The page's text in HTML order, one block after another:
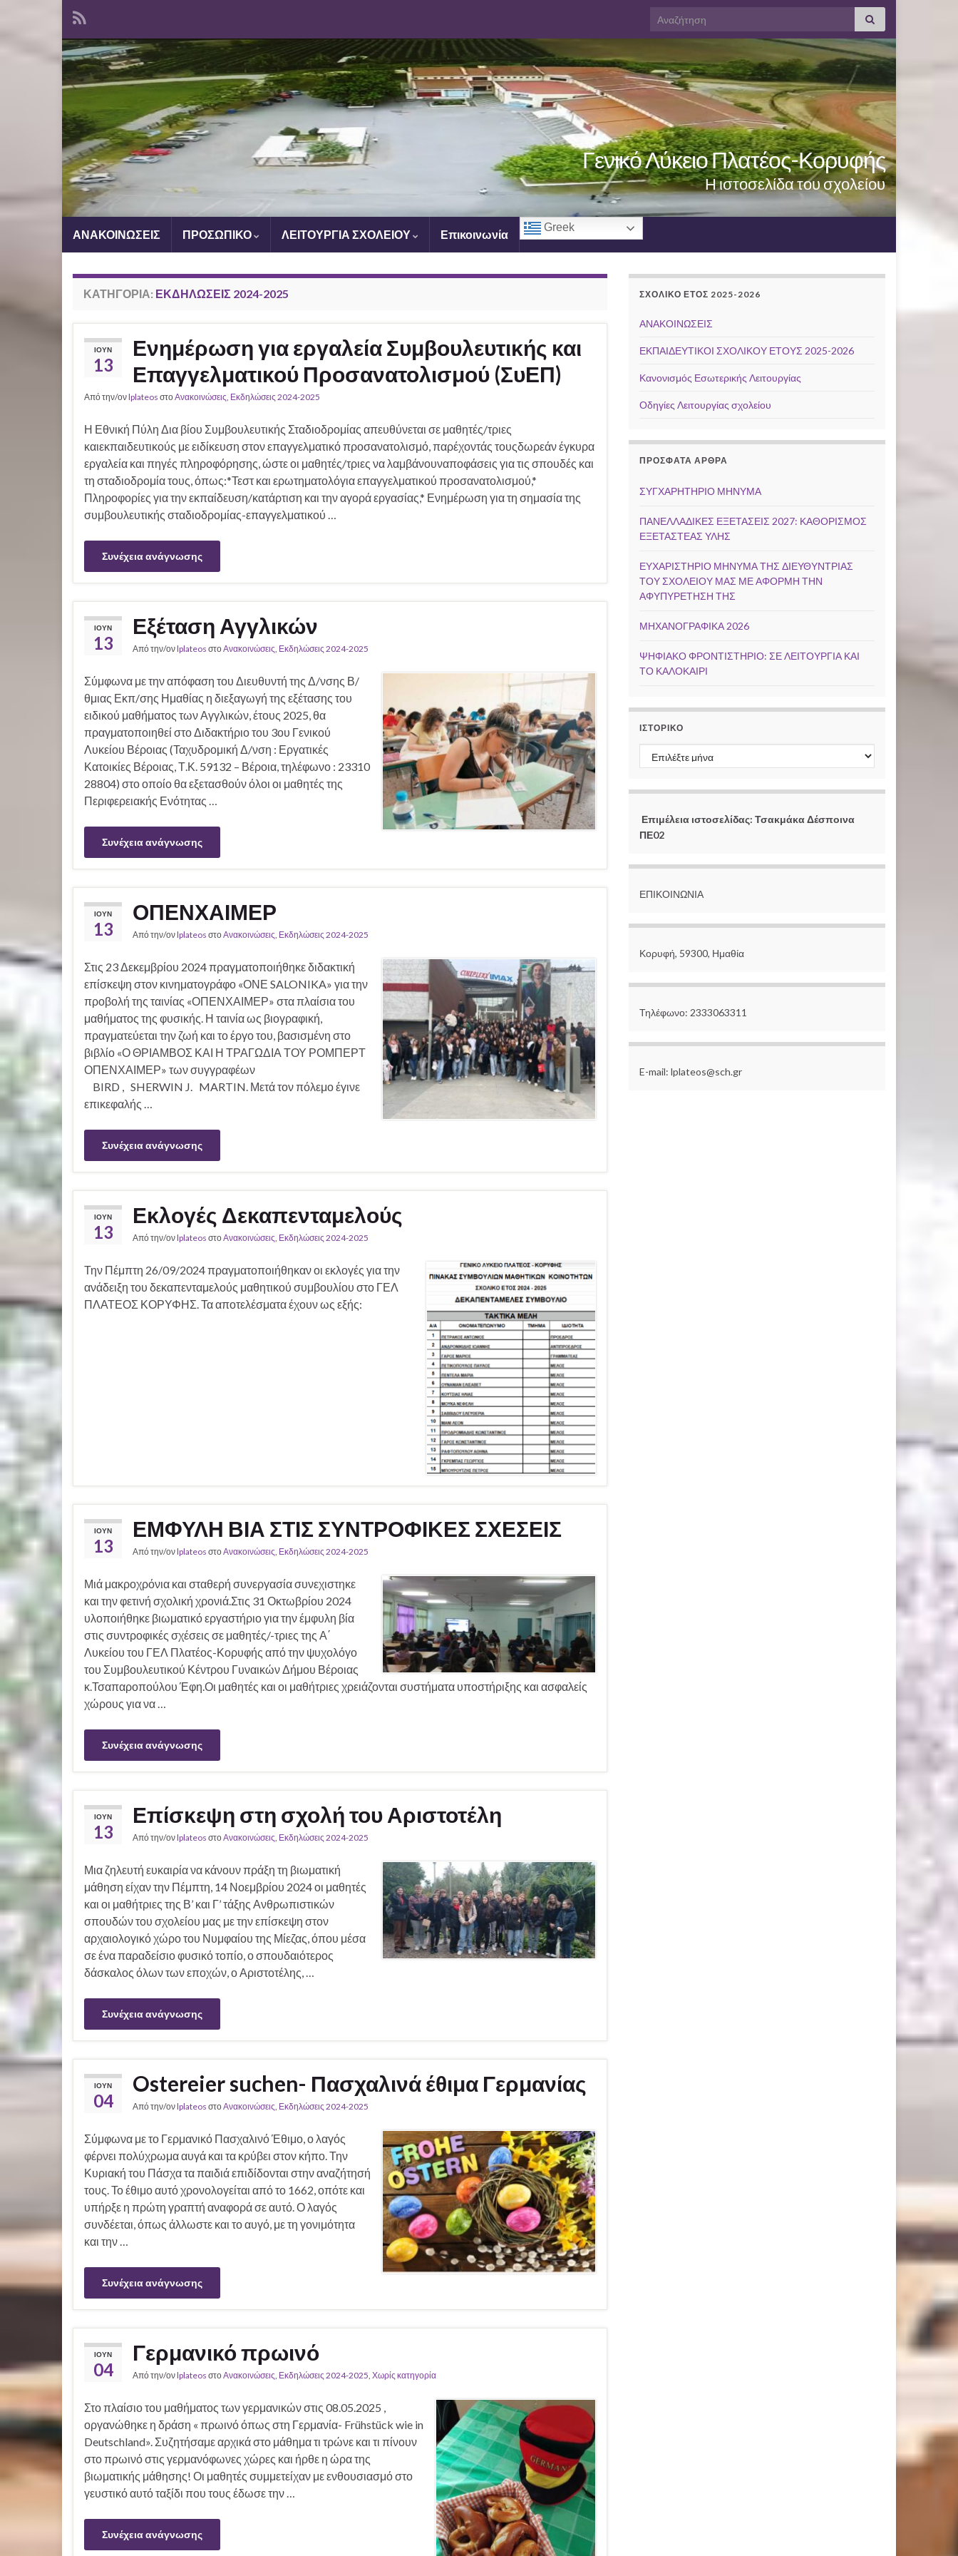
Search for:
Γενικό Λύκειο Πλατέος-Κορυφής
Η ιστοσελίδα του σχολείου
ΑΝΑΚΟΙΝΩΣΕΙΣ ΠΡΟΣΩΠΙΚΟ ΛΕΙΤΟΥΡΓΙΑ ΣΧΟΛΕΙΟΥ Επικοινωνία
Greek
ΚΑΤΗΓΟΡΊΑ: ΕΚΔΗΛΏΣΕΙΣ 2024-2025
ΙΟΎΝ
13
Ενημέρωση για εργαλεία Συμβουλευτικής και
Επαγγελματικού Προσανατολισμού (ΣυΕΠ)
Από την/ονlplateos στοΑνακοινώσεις, Εκδηλώσεις 2024-2025
Η Εθνική Πύλη Δια βίου Συμβουλευτικής Σταδιοδρομίας απευθύνεται σε μαθητές/τριες
καιεκπαιδευτικούς με ειδίκευση στον επαγγελματικό προσανατολισμό, παρέχοντάς τουςδωρεάν έγκυρα
εργαλεία και πηγές πληροφόρησης, ώστε οι μαθητές/τριες να λαμβάνουναποφάσεις για τις σπουδές και
τη σταδιοδρομία τους, όπως:*Τεστ και ερωτηματολόγια επαγγελματικού προσανατολισμού,*
Πληροφορίες για την εκπαίδευση/κατάρτιση και την αγορά εργασίας,* Ενημέρωση για τη σημασία της
συμβουλευτικής σταδιοδρομίας-επαγγελματικού …
Συνέχεια ανάγνωσης
ΙΟΎΝ
13
Εξέταση Αγγλικών
Από την/ονlplateos στοΑνακοινώσεις, Εκδηλώσεις 2024-2025
Σύμφωνα με την απόφαση του Διευθυντή της Δ/νσης Β/
θμιας Εκπ/σης Ημαθίας η διεξαγωγή της εξέτασης του
ειδικού μαθήματος των Αγγλικών, έτους 2025, θα
πραγματοποιηθεί στο Διδακτήριο του 3ου Γενικού
Λυκείου Βέροιας (Ταχυδρομική Δ/νση : Εργατικές
Κατοικίες Βέροιας, Τ.Κ. 59132 – Βέροια, τηλέφωνο : 23310
28804) στο οποίο θα εξετασθούν όλοι οι μαθητές της
Περιφερειακής Ενότητας …
Συνέχεια ανάγνωσης
ΙΟΎΝ
13
ΟΠΕΝΧΑΙΜΕΡ
Από την/ονlplateos στοΑνακοινώσεις, Εκδηλώσεις 2024-2025
Στις 23 Δεκεμβρίου 2024 πραγματοποιήθηκε διδακτική
επίσκεψη στον κινηματογράφο «ΟΝΕ SALONIKA» για την
προβολή της ταινίας «ΟΠΕΝΧΑΙΜΕΡ» στα πλαίσια του
μαθήματος της φυσικής. Η ταινία ως βιογραφική,
πραγματεύεται την ζωή και το έργο του, βασισμένη στο
βιβλίο «Ο ΘΡΙΑΜΒΟΣ ΚΑΙ Η ΤΡΑΓΩΔΙΑ ΤΟΥ ΡΟΜΠΕΡΤ
ΟΠΕΝΧΑΙΜΕΡ» των συγγραφέων
BIRD , SHERWIN J. MARTIN. Μετά τον πόλεμο έγινε
επικεφαλής …
Συνέχεια ανάγνωσης
ΙΟΎΝ
13
Εκλογές Δεκαπενταμελούς
Από την/ονlplateos στοΑνακοινώσεις, Εκδηλώσεις 2024-2025
Την Πέμπτη 26/09/2024 πραγματοποιήθηκαν οι εκλογές για την
ανάδειξη του δεκαπενταμελούς μαθητικού συμβουλίου στο ΓΕΛ
ΠΛΑΤΕΟΣ ΚΟΡΥΦΗΣ. Τα αποτελέσματα έχουν ως εξής:
ΙΟΎΝ
13
ΕΜΦΥΛΗ ΒΙΑ ΣΤΙΣ ΣΥΝΤΡΟΦΙΚΕΣ ΣΧΕΣΕΙΣ
Από την/ονlplateos στοΑνακοινώσεις, Εκδηλώσεις 2024-2025
Μιά μακροχρόνια και σταθερή συνεργασία συνεχιστηκε
και την φετινή σχολική χρονιά.Στις 31 Οκτωβρίου 2024
υλοποιήθηκε βιωματικό εργαστήριο για την έμφυλη βία
στις συντροφικές σχέσεις σε μαθητές/-τριες της Α΄
Λυκείου του ΓΕΛ Πλατέος-Κορυφής από την ψυχολόγο
του Συμβουλευτικού Κέντρου Γυναικών Δήμου Βέροιας
κ.Τσαπαροπούλου Έφη.Οι μαθητές και οι μαθήτριες χρειάζονται συστήματα υποστήριξης και ασφαλείς
χώρους για να …
Συνέχεια ανάγνωσης
ΙΟΎΝ
13
Επίσκεψη στη σχολή του Αριστοτέλη
Από την/ονlplateos στοΑνακοινώσεις, Εκδηλώσεις 2024-2025
Μια ζηλευτή ευκαιρία να κάνουν πράξη τη βιωματική
μάθηση είχαν την Πέμπτη, 14 Νοεμβρίου 2024 οι μαθητές
και οι μαθήτριες της Β’ και Γ’ τάξης Ανθρωπιστικών
σπουδών του σχολείου μας με την επίσκεψη στον
αρχαιολογικό χώρο του Νυμφαίου της Μίεζας, όπου μέσα
σε ένα παραδείσιο φυσικό τοπίο, ο σπουδαιότερος
δάσκαλος όλων των εποχών, ο Αριστοτέλης, …
Συνέχεια ανάγνωσης
ΙΟΎΝ
04
Ostereier suchen- Πασχαλινά έθιμα Γερμανίας
Από την/ονlplateos στοΑνακοινώσεις, Εκδηλώσεις 2024-2025
Σύμφωνα με το Γερμανικό Πασχαλινό Έθιμο, ο λαγός
φέρνει πολύχρωμα αυγά και τα κρύβει στον κήπο. Την
Κυριακή του Πάσχα τα παιδιά επιδίδονται στην αναζήτησή
τους. Το έθιμο αυτό χρονολογείται από το 1662, οπότε και
υπήρξε η πρώτη γραπτή αναφορά σε αυτό. Ο λαγός
συνδέεται, όπως άλλωστε και το αυγό, με τη γονιμότητα
και την …
Συνέχεια ανάγνωσης
ΙΟΎΝ
04
Γερμανικό πρωινό
Από την/ονlplateos στοΑνακοινώσεις, Εκδηλώσεις 2024-2025, Χωρίς κατηγορία
Στο πλαίσιο του μαθήματος των γερμανικών στις 08.05.2025 ,
οργανώθηκε η δράση « πρωινό όπως στη Γερμανία- Frühstück wie in
Deutschland». Συζητήσαμε αρχικά στο μάθημα τι τρώνε και τι πίνουν
στο πρωινό στις γερμανόφωνες χώρες και ήρθε η ώρα της
βιωματικής μάθησης! Οι μαθητές συμμετείχαν με ενθουσιασμό στο
γευστικό αυτό ταξίδι που τους έδωσε την …
Συνέχεια ανάγνωσης
ΣΧΟΛΙΚΌ ΈΤΟΣ 2025-2026
ΑΝΑΚΟΙΝΩΣΕΙΣ
ΕΚΠΑΙΔΕΥΤΙΚΟΙ ΣΧΟΛΙΚΟΥ ΕΤΟΥΣ 2025-2026
Κανονισμός Εσωτερικής Λειτουργίας
Οδηγίες Λειτουργίας σχολείου
ΠΡΌΣΦΑΤΑ ΆΡΘΡΑ
ΣΥΓΧΑΡΗΤΗΡΙΟ ΜΗΝΥΜΑ
ΠΑΝΕΛΛΑΔΙΚΕΣ ΕΞΕΤΑΣΕΙΣ 2027: ΚΑΘΟΡΙΣΜΟΣ
ΕΞΕΤΑΣΤΕΑΣ ΥΛΗΣ
ΕΥΧΑΡΙΣΤΗΡΙΟ ΜΗΝΥΜΑ ΤΗΣ ΔΙΕΥΘΥΝΤΡΙΑΣ
ΤΟΥ ΣΧΟΛΕΙΟΥ ΜΑΣ ΜΕ ΑΦΟΡΜΗ ΤΗΝ
ΑΦΥΠΥΡΕΤΗΣΗ ΤΗΣ
ΜΗΧΑΝΟΓΡΑΦΙΚΑ 2026
ΨΗΦΙΑΚΟ ΦΡΟΝΤΙΣΤΗΡΙΟ: ΣΕ ΛΕΙΤΟΥΡΓΙΑ ΚΑΙ
ΤΟ ΚΑΛΟΚΑΙΡΙ
ΙΣΤΟΡΙΚΌ
Ιστορικό
Επιμέλεια ιστοσελίδας: Τσακμάκα Δέσποινα
ΠΕ02
ΕΠΙΚΟΙΝΩΝΙΑ
Κορυφή, 59300, Ημαθία
Τηλέφωνο: 2333063311
E-mail: lplateos@sch.gr